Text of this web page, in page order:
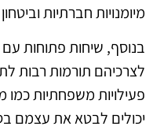
מיומנויות חברתיות
בנוסף, שיחות פתוחות
לצרכיהם תורמות רבות
פעילויות משפחתיות
יכולים לבטא את עצמם